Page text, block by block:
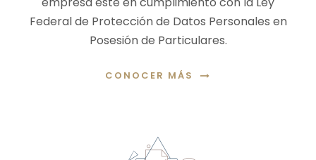
Federal de Protección de Datos Personales en
Posesión de Particulares.
CONOCER MÁS